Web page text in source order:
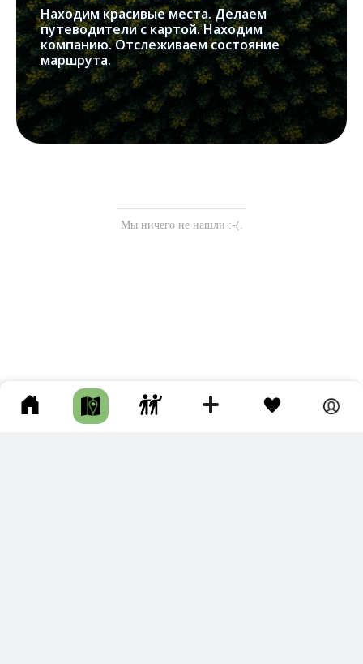
Находим красивые места. Делаем
путеводители с картой. Находим
компанию. Отслеживаем состояние
маршрута.
Мы ничего не нашли :-(.